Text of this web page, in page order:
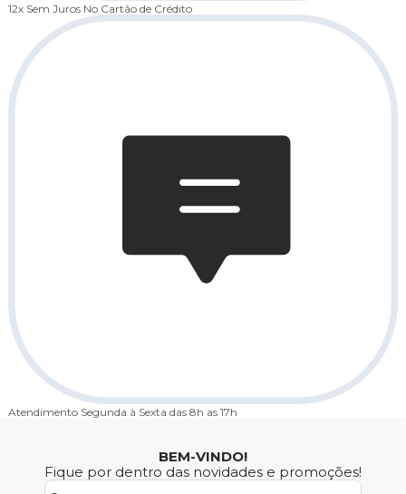
12x Sem Juros No Cartão de Crédito
Atendimento Segunda à Sexta das 8h as 17h
BEM-VINDO!
Fique por dentro das novidades e promoções!